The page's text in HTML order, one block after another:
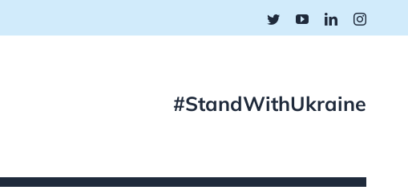
TwitterYouTubeLinkedIn
#StandWithUkraine